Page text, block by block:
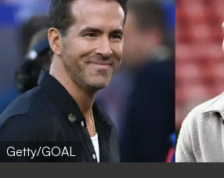
Getty/GOAL